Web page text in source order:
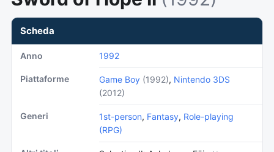
Scheda
Anno 1992
Piattaforme Game Boy (1992), Nintendo 3DS
(2012)
Generi 1st-person, Fantasy, Role-playing
(RPG)